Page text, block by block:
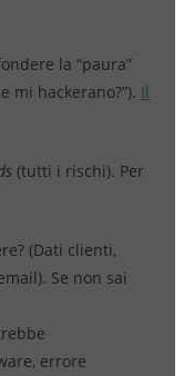
la “paura”
mi hackerano?”). Il
(tutti i rischi). Per
(Dati clienti,
Se non sai
errore